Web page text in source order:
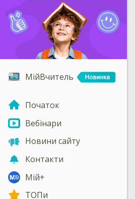
МійВчитель
Початок
Вебінари
Новини сайту
Контакти
Мій+
ТОПи